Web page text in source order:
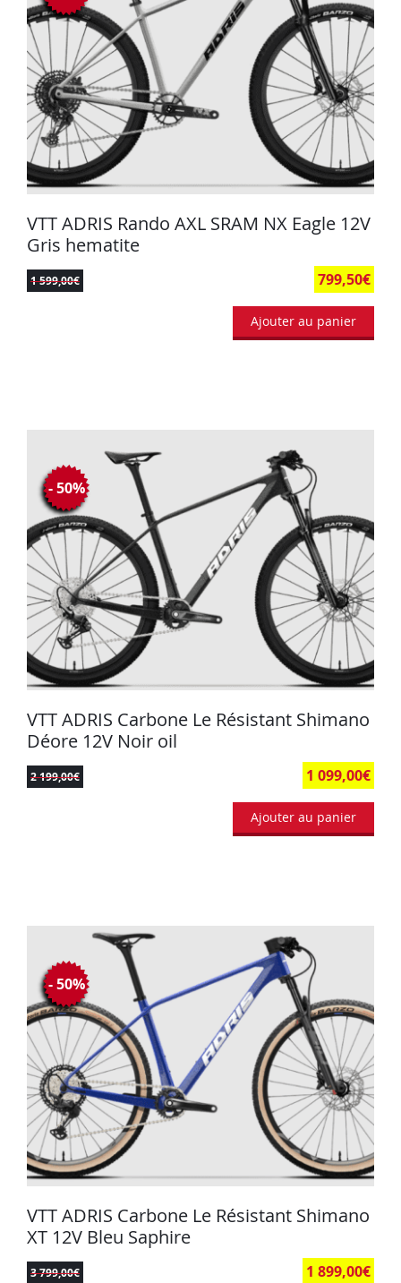
VTT ADRIS Rando AXL SRAM NX Eagle 12V
Gris hematite
1 599,00€ 799,50€
Ajouter au panier
VTT ADRIS Carbone Le Résistant Shimano
Déore 12V Noir oil
2 199,00€ 1 099,00€
- 50%
Ajouter au panier
VTT ADRIS Carbone Le Résistant Shimano
XT 12V Bleu Saphire
3 799,00€ 1 899,00€
- 50%